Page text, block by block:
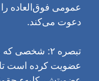
عمومی فوق‌العاده
دعوت می‌کند.
تبصره ۲:
عضویت کرده است